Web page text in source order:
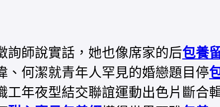
詢師說實話，她也像席家的后包養
、何潔就青年人罕見的婚戀題目停
工年夜型結交聯誼運動出色片斷合